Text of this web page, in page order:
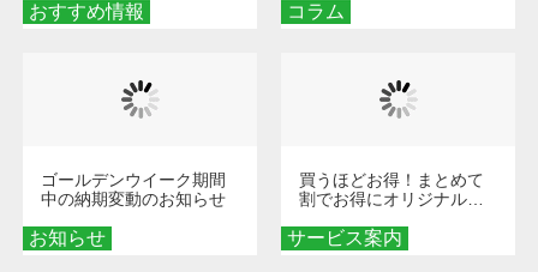
おすすめ情報
める秘訣
コラム
とメリットを解説
お知らせ
ゴールデンウイーク期間
中の納期変動のお知らせ
サービス案内
買うほどお得！まとめて
割でお得にオリジナルグ